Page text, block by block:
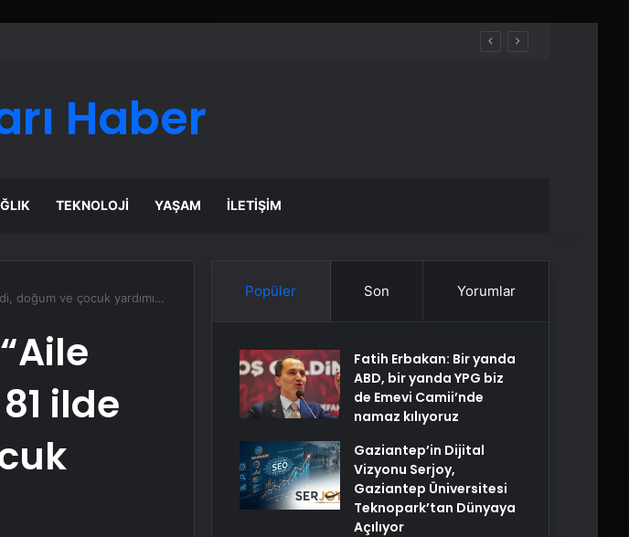
Haber
TEKNOLOJI YAŞAM İLETIŞIM
doğum ve çocuk yardımı…
ilde
Popüler Son Yorumlar
Fatih Erbakan: Bir yanda
ABD, bir yanda YPG biz
de Emevi Camii’nde
namaz kılıyoruz
Gaziantep’in Dijital
Vizyonu Serjoy,
Gaziantep Üniversitesi
Teknopark’tan Dünyaya
Açılıyor